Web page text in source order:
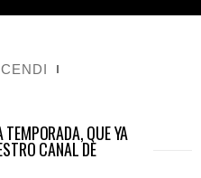
QUE YA
CANAL DE